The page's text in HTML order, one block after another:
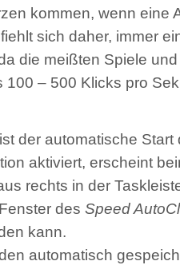
kommen, wenn eine
sich daher, immer
die meißten Spiele
100 – 500 Klicks pro
der automatische Start
aktiviert, erscheint
rechts in der
des Speed
kann.
automatisch